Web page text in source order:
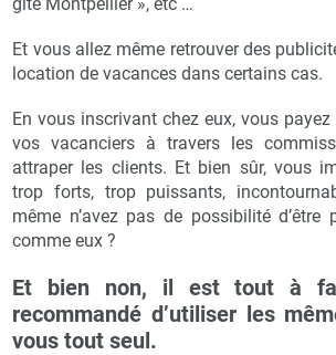
Et vous allez même retrouver des
location de vacances dans certains cas.
En vous inscrivant chez eux, vous
vos vacanciers à travers les
attraper les clients. Et bien sûr, vous
trop forts, trop puissants,
même n’avez pas de possibilité d’être
comme eux ?
Et bien non, il est tout à
recommandé d’utiliser les
vous tout seul.